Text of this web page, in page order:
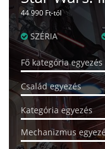
44 990 Ft-tól
SZÉRIA
Fő kategória egyezés
Család egyezés
Kategória egyezés
Mechanizmus